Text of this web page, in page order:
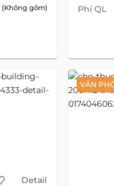
(Không gồm) Phí QL
Detail
VĂN